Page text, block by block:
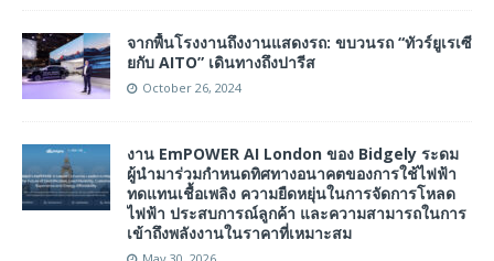
จากพื้นโรงงานถึงงานแสดงรถ: ขบวนรถ “ทัวร์ยูเรเซี
ยกับ AITO” เดินทางถึงปารีส
October 26, 2024
งาน EmPOWER AI London ของ Bidgely ระดม
ผู้นำมาร่วมกำหนดทิศทางอนาคตของการใช้ไฟฟ้า
ทดแทนเชื้อเพลิง ความยืดหยุ่นในการจัดการโหลด
ไฟฟ้า ประสบการณ์ลูกค้า และความสามารถในการ
เข้าถึงพลังงานในราคาที่เหมาะสม